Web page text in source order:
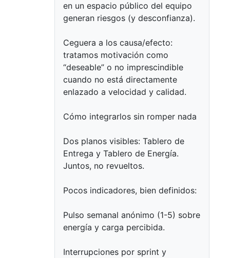
en un espacio público del equipo
generan riesgos (y desconfianza).
Ceguera a los causa/efecto:
tratamos motivación como
“deseable” o no imprescindible
cuando no está directamente
enlazado a velocidad y calidad.
Cómo integrarlos sin romper nada
Dos planos visibles: Tablero de
Entrega y Tablero de Energía.
Juntos, no revueltos.
Pocos indicadores, bien definidos:
Pulso semanal anónimo (1-5) sobre
energía y carga percibida.
Interrupciones por sprint y